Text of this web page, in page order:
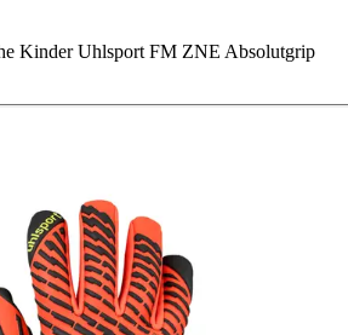
Kinder Uhlsport FM ZNE Absolutgrip